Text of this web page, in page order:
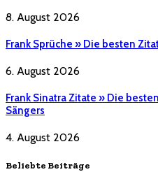
8. August 2026
Frank Sprüche » Die besten
6. August 2026
Frank Sinatra Zitate » Die
Sängers
4. August 2026
Beliebte Beiträge